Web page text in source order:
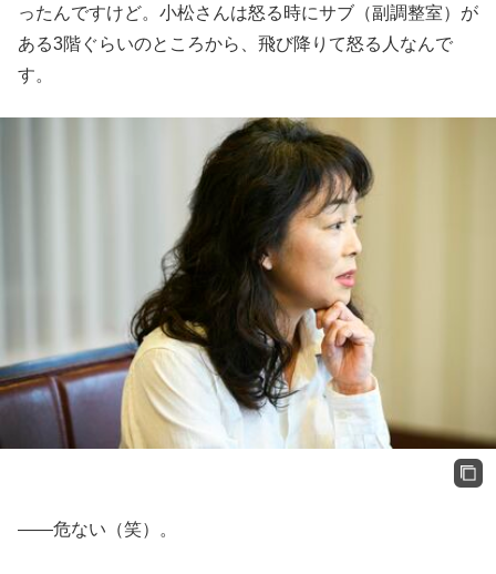
ったんですけど。小松さんは怒る時にサブ（副調整室）が
ある3階ぐらいのところから、飛び降りて怒る人なんで
す。
——危ない（笑）。